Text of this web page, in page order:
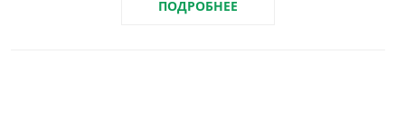
ПОДРОБНЕЕ